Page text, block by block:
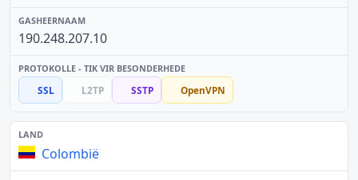
190.248.207.10
SSL L2TP SSTP OpenVPN
Colombië